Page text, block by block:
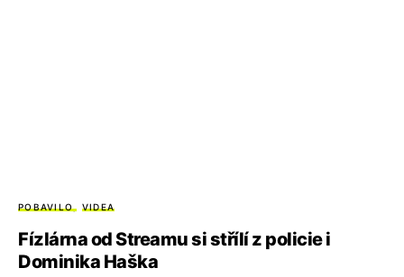
POBAVILO VIDEA
Fízlárna od Streamu si střílí z policie i
Dominika Haška